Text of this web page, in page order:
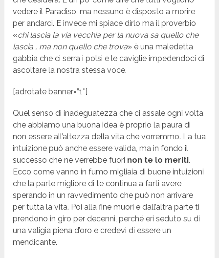
vedere il Paradiso, ma nessuno è disposto a morire
per andarci. E invece mi spiace dirlo ma il proverbio
«chi lascia la via vecchia per la nuova sa quello che
lascia , ma non quello che trova» è una maledetta
gabbia che ci serra i polsi e le caviglie impedendoci di
ascoltare la nostra stessa voce.
[adrotate banner=”1″]
Quel senso di inadeguatezza che ci assale ogni volta
che abbiamo una buona idea è proprio la paura di
non essere all’altezza della vita che vorremmo. La tua
intuizione può anche essere valida, ma in fondo il
successo che ne verrebbe fuori non te lo meriti.
Ecco come vanno in fumo migliaia di buone intuizioni
che la parte migliore di te continua a farti avere
sperando in un ravvedimento che può non arrivare
per tutta la vita. Poi alla fine muori e dall’altra parte ti
prendono in giro per decenni, perché eri seduto su di
una valigia piena d’oro e credevi di essere un
mendicante.